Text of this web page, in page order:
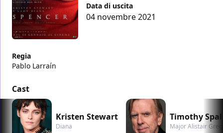
Data di uscita
04 novembre 2021
Regia
Pablo Larraín
Cast
Kristen Stewart
Diana
Timothy
Major Alistair